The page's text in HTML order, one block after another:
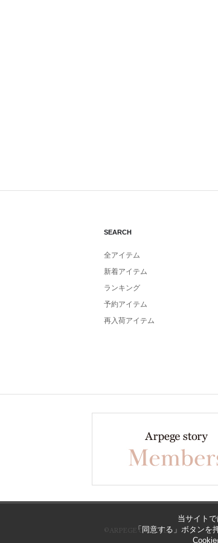
SEARCH
全アイテム
新着アイテム
ランキング
予約アイテム
再入荷アイテム
©ARPEGE CO., LTD
当サイト
「同意する」ボタンを